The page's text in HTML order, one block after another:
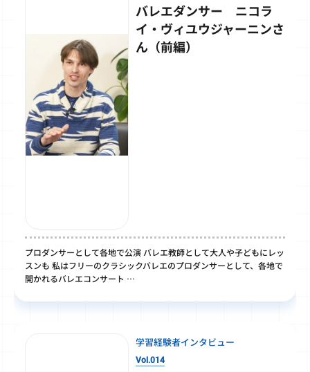
バレエダンサー ニコラ
イ・ヴィユウジャーニンさ
ん（前編）
プロダンサーとして各地で公演 バレエ教師として大人や子どもにレッ
スンも 私はフリーのクラシックバレエのプロダンサーとして、各地で
開かれるバレエコンサート …
学習経験者インタビュー
Vol.014